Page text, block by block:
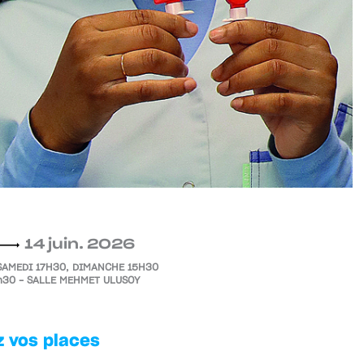
14 juin. 2026
17H30, DIMANCHE 15H30
– SALLE MEHMET ULUSOY
vos places